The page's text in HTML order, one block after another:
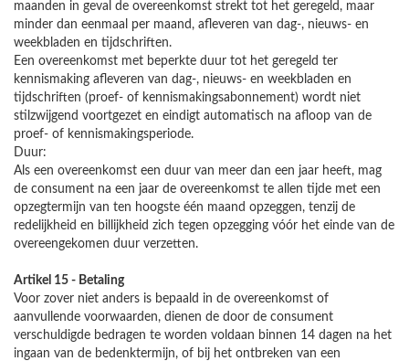
maanden in geval de overeenkomst strekt tot het geregeld, maar
minder dan eenmaal per maand, afleveren van dag-, nieuws- en
weekbladen en tijdschriften.
Een overeenkomst met beperkte duur tot het geregeld ter
kennismaking afleveren van dag-, nieuws- en weekbladen en
tijdschriften (proef- of kennismakingsabonnement) wordt niet
stilzwijgend voortgezet en eindigt automatisch na afloop van de
proef- of kennismakingsperiode.
Duur:
Als een overeenkomst een duur van meer dan een jaar heeft, mag
de consument na een jaar de overeenkomst te allen tijde met een
opzegtermijn van ten hoogste één maand opzeggen, tenzij de
redelijkheid en billijkheid zich tegen opzegging vóór het einde van de
overeengekomen duur verzetten.
Artikel 15 - Betaling
Voor zover niet anders is bepaald in de overeenkomst of
aanvullende voorwaarden, dienen de door de consument
verschuldigde bedragen te worden voldaan binnen 14 dagen na het
ingaan van de bedenktermijn, of bij het ontbreken van een